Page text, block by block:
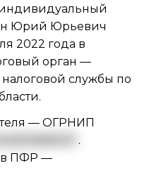
Юрий Юрьевич
2022 года в
орган —
службы по
— ОГРНИП
.
в ПФР —